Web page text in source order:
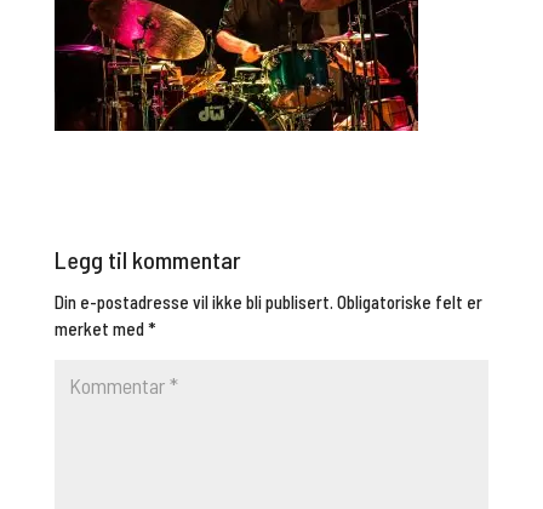
Legg til kommentar
Din e-postadresse vil ikke bli publisert. Obligatoriske felt er
merket med*